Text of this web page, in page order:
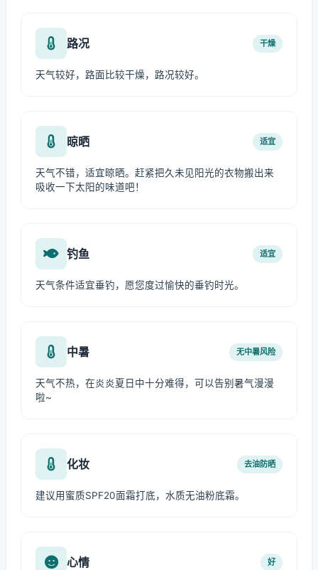
路况 干燥
天气较好，路面比较干燥，路况较好。
晾晒 适宜
天气不错，适宜晾晒。赶紧把久未见阳光的衣物搬出来
吸收一下太阳的味道吧！
钓鱼 适宜
天气条件适宜垂钓，愿您度过愉快的垂钓时光。
中暑 无中暑风险
天气不热，在炎炎夏日中十分难得，可以告别暑气漫漫
啦~
化妆 去油防晒
建议用蜜质SPF20面霜打底，水质无油粉底霜。
心情 好